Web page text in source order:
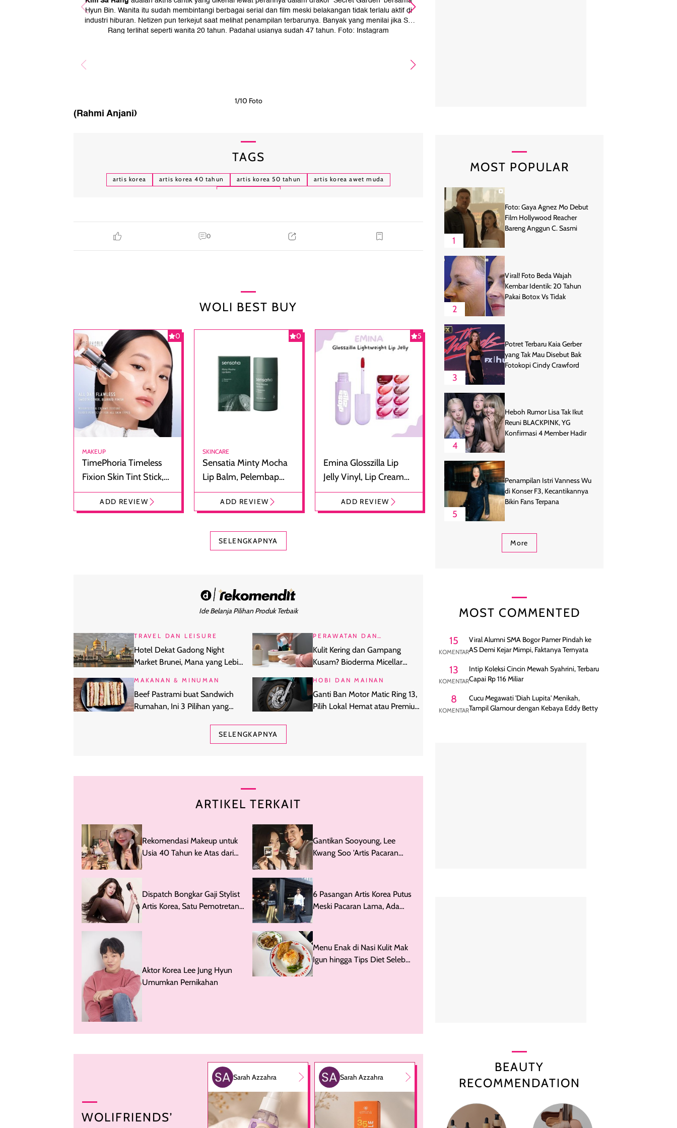
Hyun Bin. Wanita itu sudah membintangi berbagai serial dan film meski belakangan tidak terlalu aktif di
industri hiburan. Netizen pun terkejut saat melihat penampilan terbarunya. Banyak yang menilai jika Sa
Rang terlihat seperti wanita 20 tahun. Padahal usianya sudah 47 tahun. Foto: Instagram
1/10 Foto
(Rahmi Anjani)
TAGS
artis korea artis korea 40 tahun artis korea 50 tahun
artis korea awet muda
0
WOLI BEST BUY
0
MAKEUP
TimePhoria Timeless
Fixion Skin Tint Stick,
Foundation dan
Concealer 2-in-1
ADD REVIEW
0
SKINCARE
Sensatia Minty Mocha
Lip Balm, Pelembap
Bibir dengan Aroma
CokelatADD REVIEW
5
Emina Glosszilla Lip
Jelly Vinyl, Lip Cream
Glossy Ringan dengan
Efek Bibir Plumpy
ADD REVIEW
SELENGKAPNYA
Ide Belanja Pilihan Produk Terbaik
TRAVEL DAN LEISURE
Hotel Dekat Gadong Night
Market Brunei, Mana yang Lebih
PERAWATAN DAN
Kulit Kering dan Gampang
Kusam? Bioderma Micellar
MAKANAN & MINUMAN
Beef Pastrami buat Sandwich
Rumahan, Ini 3 Pilihan yang
HOBI DAN MAINAN
Ganti Ban Motor Matic Ring 13,
Pilih Lokal Hemat atau Premium
SELENGKAPNYA
ARTIKEL TERKAIT
Rekomendasi Makeup untuk
Usia 40 Tahun ke Atas dari
Gantikan Sooyoung, Lee
Kwang Soo 'Artis Pacaran
Dispatch Bongkar Gaji Stylist
Artis Korea, Satu Pemotretan
6 Pasangan Artis Korea Putus
Meski Pacaran Lama, Ada
Aktor Korea Lee Jung Hyun
Umumkan Pernikahan
Menu Enak di Nasi Kulit Mak
Igun hingga Tips Diet Seleb
WOLIFRIENDS’
Sarah Azzahra Sarah Azzahra
MOST POPULAR
1
Foto: Gaya Agnez Mo Debut
Film Hollywood Reacher
Bareng Anggun C. Sasmi
2
Viral! Foto Beda Wajah
Kembar Identik: 20 Tahun
Pakai Botox Vs Tidak
3
Potret Terbaru Kaia Gerber
yang Tak Mau Disebut Bak
Fotokopi Cindy Crawford
4
Heboh Rumor Lisa Tak Ikut
Reuni BLACKPINK, YG
Konfirmasi 4 Member Hadir
5
Penampilan Istri Vanness Wu
di Konser F3, Kecantikannya
Bikin Fans Terpana
More
MOST COMMENTED
15
KOMENTAR
Viral Alumni SMA Bogor Pamer Pindah ke
AS Demi Kejar Mimpi, Faktanya Ternyata
13
KOMENTAR
Intip Koleksi Cincin Mewah Syahrini, Terbaru
Capai Rp 116 Miliar
8
KOMENTAR
Cucu Megawati 'Diah Lupita' Menikah,
Tampil Glamour dengan Kebaya Eddy Betty
BEAUTY
RECOMMENDATION